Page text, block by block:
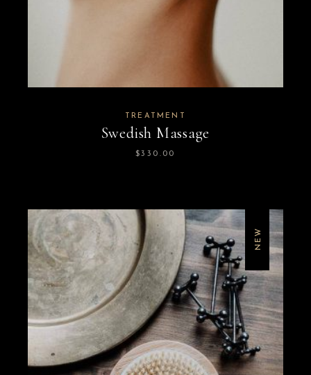
TREATMENT
Swedish Massage
$330.00
NEW